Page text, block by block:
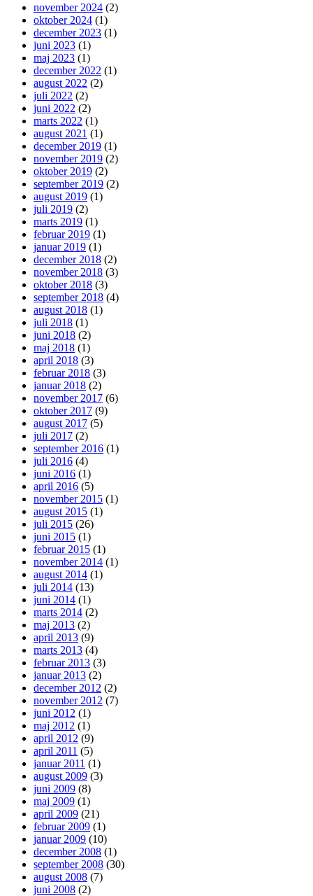
november 2024 (2)
oktober 2024 (1)
december 2023 (1)
juni 2023 (1)
maj 2023 (1)
december 2022 (1)
august 2022 (2)
juli 2022 (2)
juni 2022 (2)
marts 2022 (1)
august 2021 (1)
december 2019 (1)
november 2019 (2)
oktober 2019 (2)
september 2019 (2)
august 2019 (1)
juli 2019 (2)
marts 2019 (1)
februar 2019 (1)
januar 2019 (1)
december 2018 (2)
november 2018 (3)
oktober 2018 (3)
september 2018 (4)
august 2018 (1)
juli 2018 (1)
juni 2018 (2)
maj 2018 (1)
april 2018 (3)
februar 2018 (3)
januar 2018 (2)
november 2017 (6)
oktober 2017 (9)
august 2017 (5)
juli 2017 (2)
september 2016 (1)
juli 2016 (4)
juni 2016 (1)
april 2016 (5)
november 2015 (1)
august 2015 (1)
juli 2015 (26)
juni 2015 (1)
februar 2015 (1)
november 2014 (1)
august 2014 (1)
juli 2014 (13)
juni 2014 (1)
marts 2014 (2)
maj 2013 (2)
april 2013 (9)
marts 2013 (4)
februar 2013 (3)
januar 2013 (2)
december 2012 (2)
november 2012 (7)
juni 2012 (1)
maj 2012 (1)
april 2012 (9)
april 2011 (5)
januar 2011 (1)
august 2009 (3)
juni 2009 (8)
maj 2009 (1)
april 2009 (21)
februar 2009 (1)
januar 2009 (10)
december 2008 (1)
september 2008 (30)
august 2008 (7)
juni 2008 (2)